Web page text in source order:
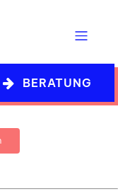
BERATUNG
P Q R S T U V W